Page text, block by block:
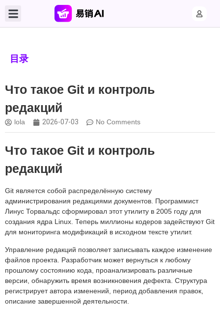
目录
Что такое Git и контроль
редакций
lola 2026-07-03 No Comments
Что такое Git и контроль
редакций
Git является собой распределённую систему
администрирования редакциями документов. Программист
Линус Торвальдс сформировал этот утилиту в 2005 году для
создания ядра Linux. Теперь миллионы кодеров задействуют Git
для мониторинга модификаций в исходном тексте утилит.
Управление редакций позволяет записывать каждое изменение
файлов проекта. Разработчик может вернуться к любому
прошлому состоянию кода, проанализировать различные
версии, обнаружить время возникновения дефекта. Структура
регистрирует автора изменений, период добавления правок,
описание завершенной деятельности.